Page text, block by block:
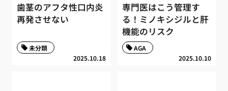
歯茎のアフタ性口内炎
再発させない
2025.10.18
未分類
専門医はこう管理す
る！ミノキシジルと肝
機能のリスク
2025.10.10
AGA